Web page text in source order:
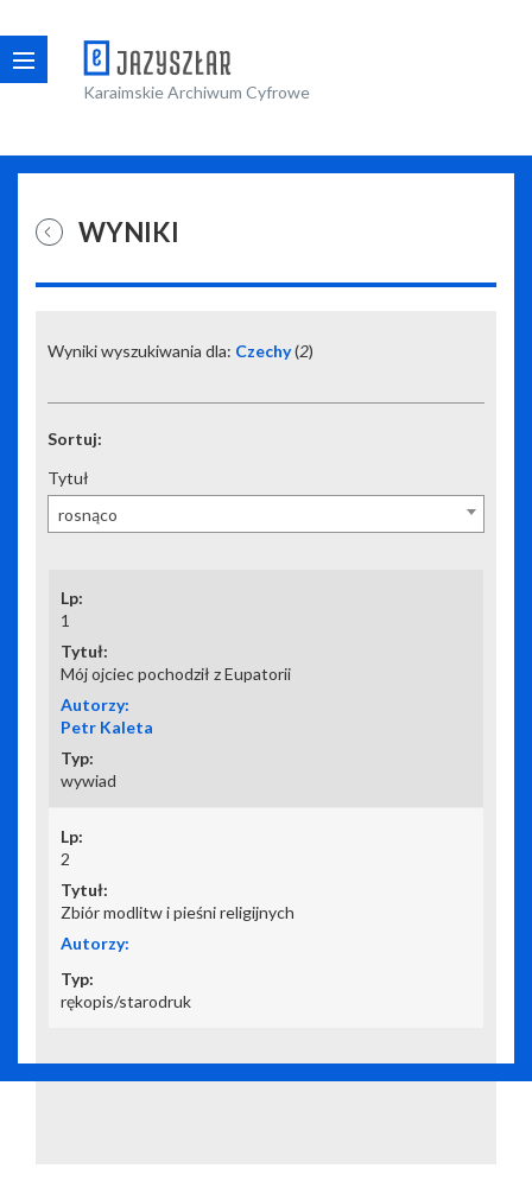
Karaimskie Archiwum Cyfrowe
WYNIKI
Wyniki wyszukiwania dla: Czechy(2)
Sortuj:
Tytuł
rosnąco
1
Mój ojciec pochodził z Eupatorii
Petr Kaleta
wywiad
2
Zbiór modlitw i pieśni religijnych
rękopis/starodruk